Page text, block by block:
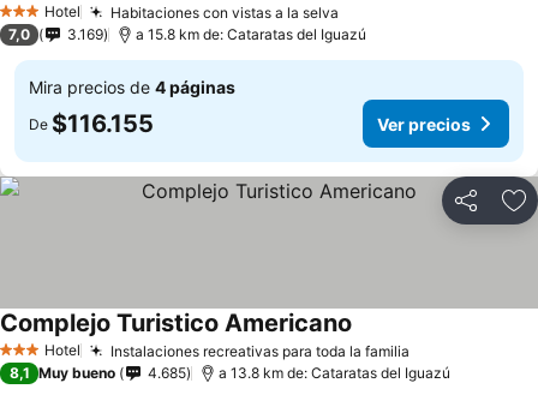
3 Estrellas
Hotel Habitaciones con vistas a la selva
7,0 3.169 a 15.8 km de: Cataratas del Iguazú
Mira precios de 4 páginas
De $116.155 Ver precios
Compartir
3 Estrellas
Hotel Instalaciones recreativas para toda la familia
Complejo Turistico Americano
8,1 Muy bueno 4.685 a 13.8 km de: Cataratas del Iguazú